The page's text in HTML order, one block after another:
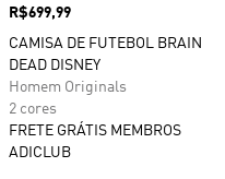
Preço
R$699,99
CAMISA DE FUTEBOL BRAIN
DEAD DISNEY
Homem Originals
2 cores
FRETE GRÁTIS MEMBROS
ADICLUB